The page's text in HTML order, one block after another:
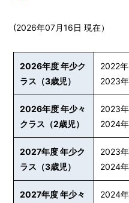
(2026年07月16日 現在）
2026年度 年少ク
ラス（3歳児）
2022
2023
2026年度 年少々
クラス（2歳児）
2023
2024
2027年度 年少ク
ラス（3歳児）
2023
2024
2027年度 年少々
2024